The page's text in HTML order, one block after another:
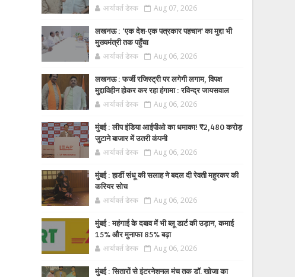
आर्यावर्त डेस्क Aug 07, 2026
लखनऊ : ‘एक देश-एक पत्रकार पहचान’ का मुद्दा भी
मुख्यमंत्री तक पहुँचा
आर्यावर्त डेस्क Aug 06, 2026
लखनऊ : फर्जी रजिस्ट्री पर लगेगी लगाम, विपक्ष
मुद्दाविहीन होकर कर रहा हंगामा : रविन्द्र जायसवाल
आर्यावर्त डेस्क Aug 06, 2026
मुंबई : लीप इंडिया आईपीओ का धमाका! ₹2,480 करोड़
जुटाने बाजार में उतरी कंपनी
आर्यावर्त डेस्क Aug 06, 2026
मुंबई : हार्डी संधू की सलाह ने बदल दी रेवती महुरकर की
करियर सोच
आर्यावर्त डेस्क Aug 06, 2026
मुंबई : महंगाई के दबाव में भी ब्लू डार्ट की उड़ान, कमाई
15% और मुनाफा 85% बढ़ा
आर्यावर्त डेस्क Aug 06, 2026
मुंबई : सितारों से इंटरनेशनल मंच तक डॉ. खोजा का